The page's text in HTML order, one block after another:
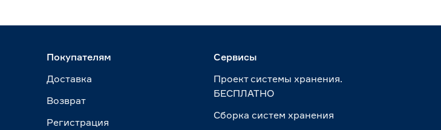
Покупателям
Доставка
Возврат
Регистрация
Сервисы
Проект системы хранения.
БЕСПЛАТНО
Сборка систем хранения